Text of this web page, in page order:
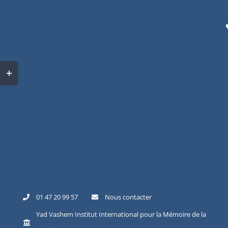
01 47 20 99 57
Nous contacter
Yad Vashem Institut International pour la Mémoire de la
Toggle
Sliding